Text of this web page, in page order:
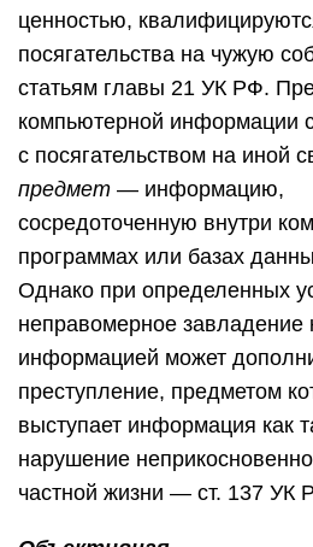
ценностью,
посягательства на чужую
статьям главы 21 УК РФ.
компьютерной информации
с посягательством на иной
предмет — информацию,
сосредоточенную внутри
программах или базах
Однако при определенных
неправомерное завладение
информацией может
преступление, предметом
выступает информация как
нарушение
частной жизни — ст. 137 УК